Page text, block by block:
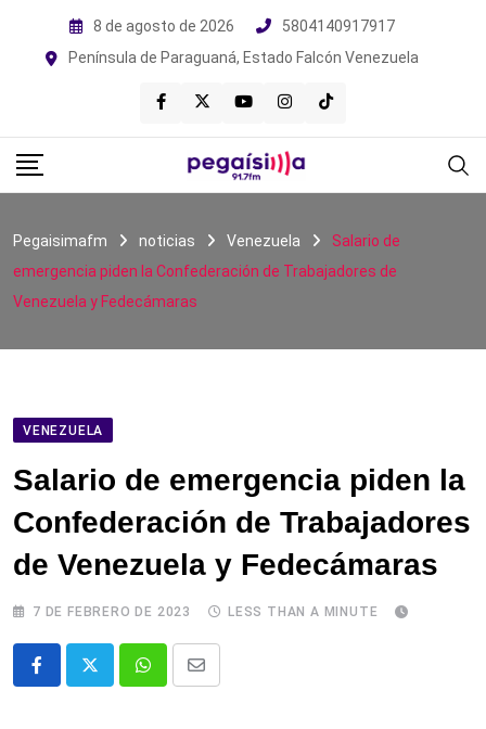
8 de agosto de 2026
5804140917917
Península de Paraguaná, Estado Falcón Venezuela
Pegaisimafm noticias Venezuela
Salario de
emergencia piden la Confederación de Trabajadores de
Venezuela y Fedecámaras
VENEZUELA
Salario de emergencia piden la
Confederación de Trabajadores
de Venezuela y Fedecámaras
7 DE FEBRERO DE 2023 LESS THAN A MINUTE
WhatsappComparte